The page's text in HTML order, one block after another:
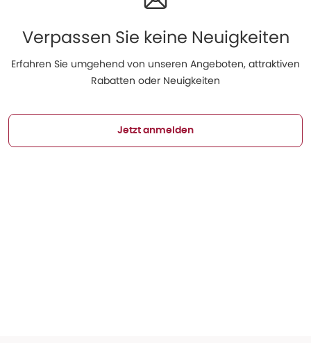
Verpassen Sie keine Neuigkeiten
Erfahren Sie umgehend von unseren Angeboten, attraktiven
Rabatten oder Neuigkeiten
Jetzt anmelden